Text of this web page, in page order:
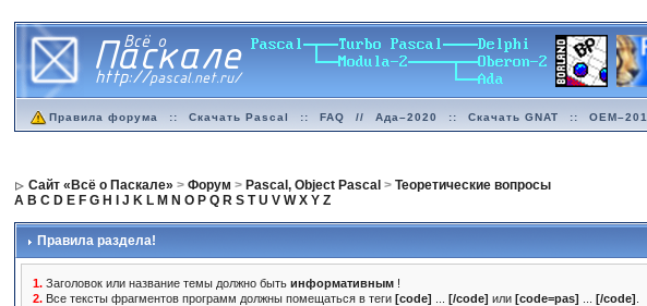
Правила форума :: Скачать Pascal :: FAQ // Ада–2020 :: Скачать GNAT ::
Сайт «Всё о Паскале» >Форум > Pascal, Object Pascal >Теоретические вопросы
A B C D E F G H J K L M N O P Q R S T U V W X Y Z
Правила раздела!
1. Заголовок или название темы должно бытьинформативным !
2. Все тексты фрагментов программ должны помещаться в теги[code] ...[/code] или[code=pas] ...[/code]